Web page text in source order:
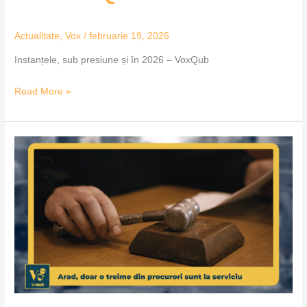
Actualitate ,Vox /februarie 19, 2026
Instanțele, sub presiune și în 2026 – VoxQub
Read More »
Arad,
doar
procurori
la
serviciu